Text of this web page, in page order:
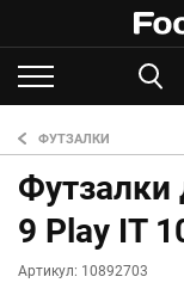
ФУТЗАЛКИ
Футзалки
9 Play IT
Артикул: 10892703